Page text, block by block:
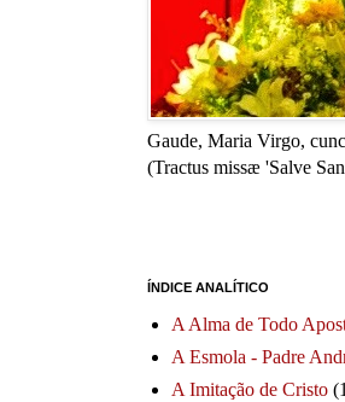
Gaude, Maria Virgo,
(Tractus missæ 'Salve
ÍNDICE ANALÍTICO
A Alma de Todo
A Esmola - Padre
A Imitação de Cristo